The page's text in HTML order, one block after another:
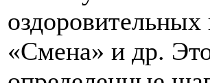
«Смена» и др.